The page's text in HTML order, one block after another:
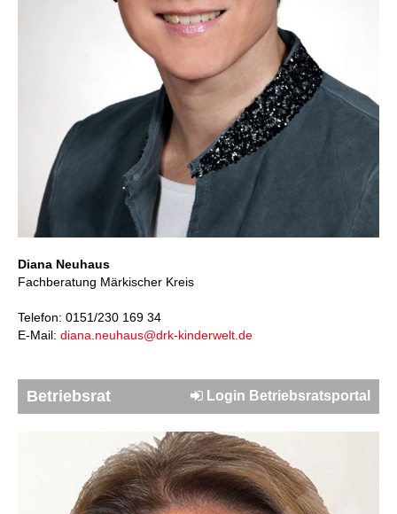
Diana Neuhaus
Fachberatung Märkischer Kreis
Telefon: 0151/230 169 34
E-Mail: diana.neuhaus@drk-kinderwelt.de
Betriebsrat Login Betriebsratsportal